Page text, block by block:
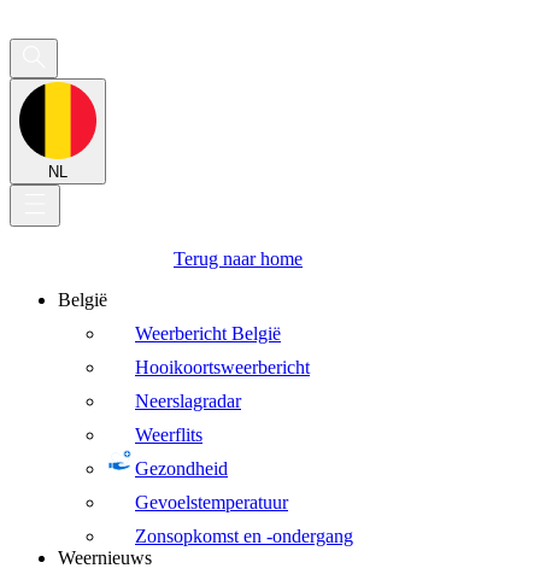
NL
Terug naar home
België
Weerbericht België
Hooikoortsweerbericht
Neerslagradar
Weerflits
Gezondheid
Gevoelstemperatuur
Zonsopkomst en -ondergang
Weernieuws